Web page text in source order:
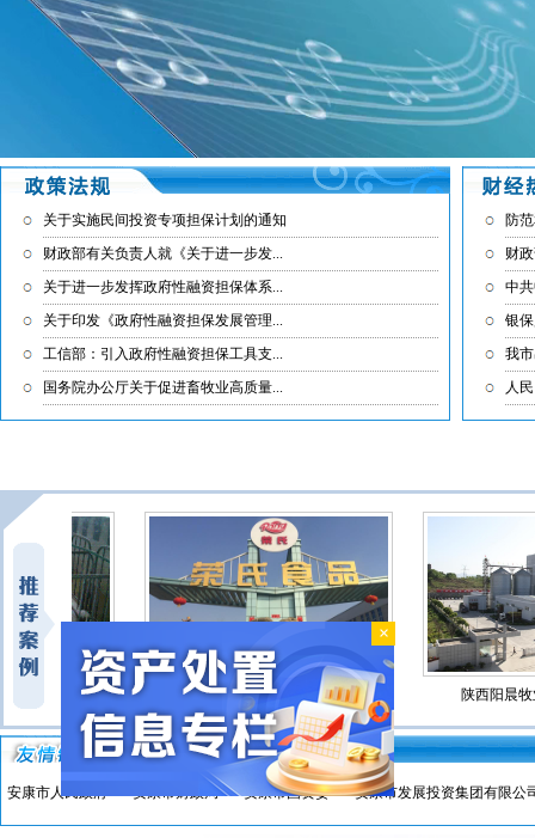
关于实施民间投资专项担保计划的通知
财政部有关负责人就《关于进一步发...
关于进一步发挥政府性融资担保体系...
关于印发《政府性融资担保发展管理...
工信部：引入政府性融资担保工具支...
国务院办公厅关于促进畜牧业高质量...
防
财
中
银
我
人
荣氏食品 陕西阳晨牧
×
安康市人民政府 安康市财政局 安康市国资委 安康市发展投资集团有限公